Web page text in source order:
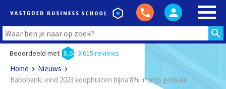
Beoordeeld met 8,6 3.615 reviews
Home
Nieuws
Rabobank: eind 2023 koophuizen bijna 8% in prijs gedaald